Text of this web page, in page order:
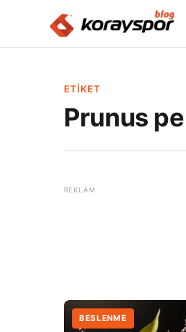
ETIKET
Prunus
BESLENME